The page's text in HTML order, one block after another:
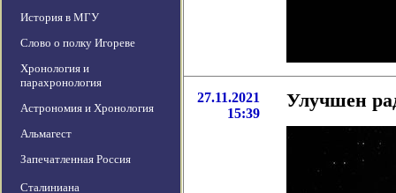
История в МГУ
Слово о полку Игореве
Хронология и
парахронология
Астрономия и Хронология
Альмагест
Запечатленная Россия
Сталиниана
27.11.2021
15:39
Улучшен